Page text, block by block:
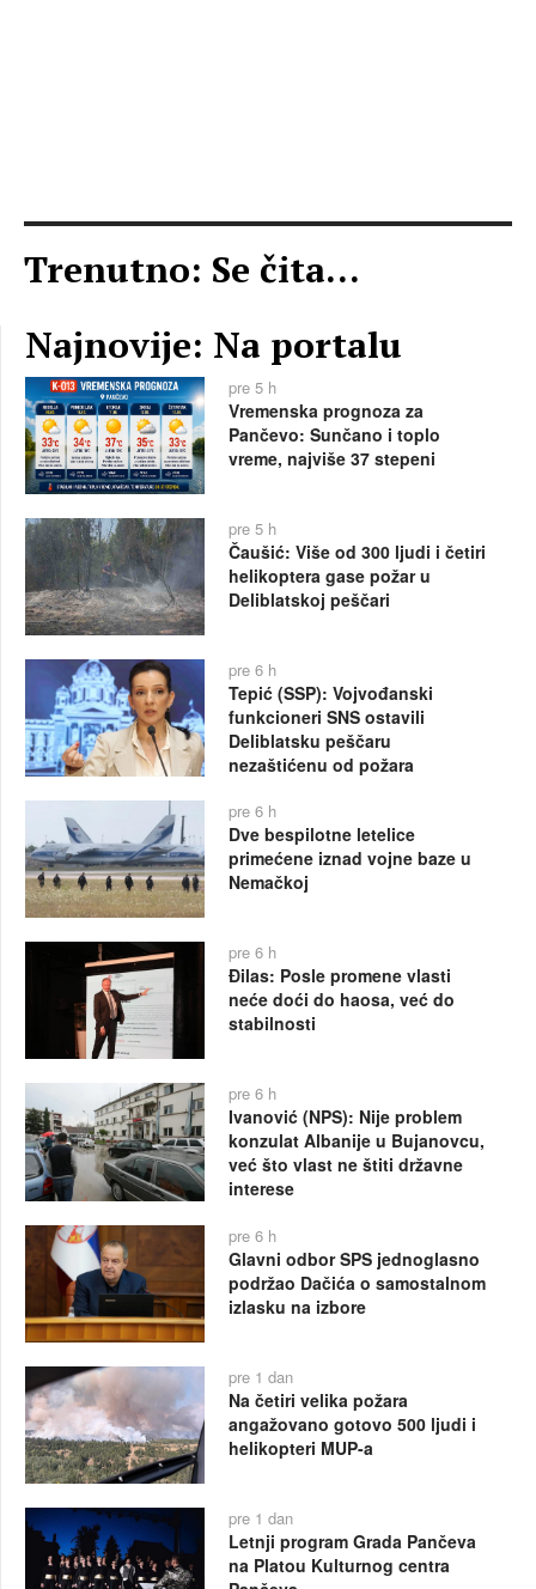
Trenutno: Se čita...
Najnovije: Na portalu
pre 5 h
Vremenska prognoza za
Pančevo: Sunčano i toplo
vreme, najviše 37 stepeni
pre 5 h
Čaušić: Više od 300 ljudi i četiri
helikoptera gase požar u
Deliblatskoj peščari
pre 6 h
Tepić (SSP): Vojvođanski
funkcioneri SNS ostavili
Deliblatsku peščaru
nezaštićenu od požara
pre 6 h
Dve bespilotne letelice
primećene iznad vojne baze u
Nemačkoj
pre 6 h
Đilas: Posle promene vlasti
neće doći do haosa, već do
stabilnosti
pre 6 h
Ivanović (NPS): Nije problem
konzulat Albanije u Bujanovcu,
već što vlast ne štiti državne
interese
pre 6 h
Glavni odbor SPS jednoglasno
podržao Dačića o samostalnom
izlasku na izbore
pre 1 dan
Na četiri velika požara
angažovano gotovo 500 ljudi i
helikopteri MUP-a
pre 1 dan
Letnji program Grada Pančeva
na Platou Kulturnog centra